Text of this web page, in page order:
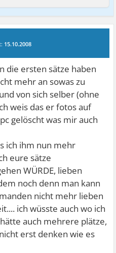
15.10.2008
die ersten sätze haben
mehr an sowas zu
von sich selber (ohne
weis das er fotos auf
gelöscht was mir auch
ich ihm nun mehr
eure sätze
WÜRDE, lieben
noch denn man kann
nicht mehr lieben
ich wüsste auch wo ich
auch mehrere plätze,
erst denken wie es